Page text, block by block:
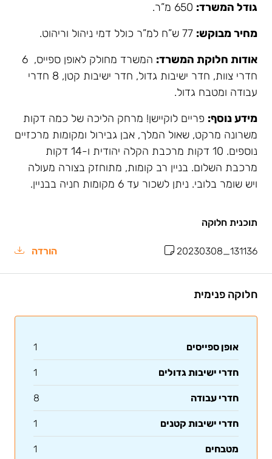
גודל המשרד:
מחיר מבוקש:
אודות חלוקת המשרד:
המשרד מחולק לאופן ספייס, 6
חדרי צוות, חדר ישיבות גדול, חדר ישיבות קטן, 8 חדרי
עבודה ומטבח גדול.
מידע נוסף: פריים לוקיישן! מרחק הליכה של כמה דקות
משרונה מרקט, שאול המלך, אבן גבירול ומקומות מרכזיים
נוספים. 10 דקות מרכבת הקלה יהודית ו-14 דקות
מרכבת השלום. בניין רב קומות, מתוחזק בצורה מעולה
ויש שומר בלובי. ניתן לשכור עד 6 מקומות חניה בבניין.
תוכנית חלוקה
20230308_131136 הורדה
חלוקה פנימית
אופן ספייסים 1
חדרי ישיבות גדולים 1
חדרי עבודה 8
חדרי ישיבות קטנים 1
מטבחים 1